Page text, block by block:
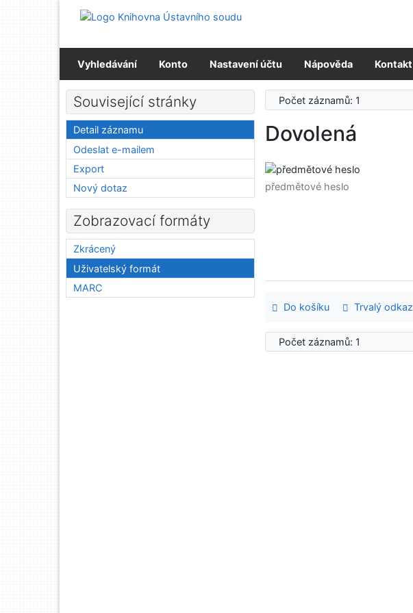
Přejít na menu
Vyhledávání Konto Nastavení účtu Nápověda Kontakt
Počet záznamů: 1
Dovolená
předmětové heslo
Do košíku Trvalý odkaz
Počet záznamů: 1
Související stránky
Detail záznamu
Odeslat e-mailem
Export
Nový dotaz
Zobrazovací formáty
Zkrácený
Uživatelský formát
MARC